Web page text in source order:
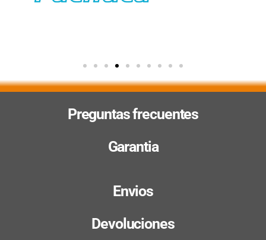
Preguntas frecuentes
Garantia
Envios
Devoluciones